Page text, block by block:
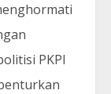
PKPI